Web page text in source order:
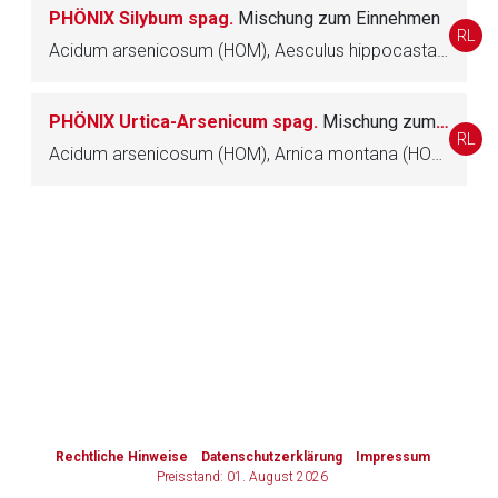
PHÖNIX Silybum spag. Mischung zum Einnehmen
Acidum arsenicosum (HOM), Aesculus hippocastanum (HOM), Arnica montana (HOM), Atropa belladonna (HOM), Aurum chloratum (HOM), Bolus alba (HOM), Camphora (HOM), Chelidonium majus (HOM), Crataegus (HOM), Cuprum sulfuricum (HOM), Digitalis purpurea (HOM), Filipendula ulmaria (HOM), Hydrargyrum bichloratum (HOM), Juniperus communis (HOM), Kalium nitricum (HOM), Orthosiphon (HOM), Paeonia officinalis (HOM), Silybum marianum (HOM), Solidago virgaurea (HOM), Stibium sulfuratum nigrum (HOM), Kalium tartaricum (HOM), Zincum metallicum (HOM)
RL
PHÖNIX Urtica-Arsenicum spag. Mischung zum Einnehmen
Acidum arsenicosum (HOM), Arnica montana (HOM), Aurum chloratum (HOM), Bolus alba (HOM), Camphora (HOM), Cuprum sulfuricum (HOM), Digitalis purpurea (HOM), Dryopteris (HOM), Euspongia officinalis (HOM), Filipendula ulmaria (HOM), Hydrargyrum bichloratum (HOM), Hypericum perforatum (HOM), Juniperus communis (HOM), Kalium nitricum (HOM), Orthosiphon (HOM), Solidago virgaurea (HOM), Stibium sulfuratum nigrum (HOM), Kalium tartaricum (HOM), Urtica (HOM), Zincum metallicum (HOM)
RL
Rechtliche Hinweise Datenschutzerklärung
Impressum
Preisstand: 01. August 2026
Zurück zur rote-liste.de Zur Seite